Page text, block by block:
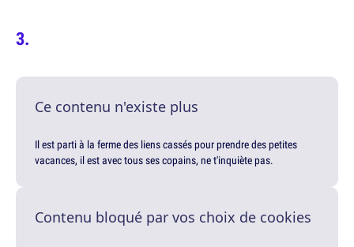
Ce contenu n'existe plus
Il est parti à la ferme des liens cassés pour prendre des petites
vacances, il est avec tous ses copains, ne t'inquiète pas.
Contenu bloqué par vos choix de cookies